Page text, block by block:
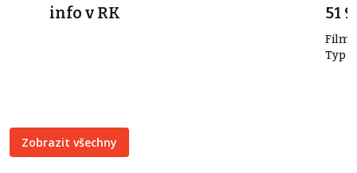
info v RK 51
Typ
Zobrazit všechny